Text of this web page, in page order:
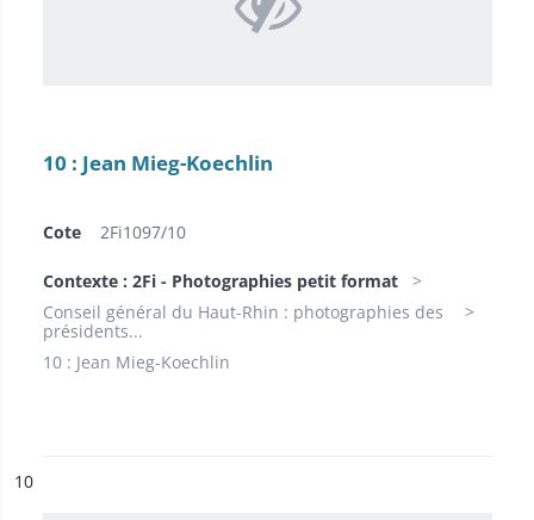
10 : Jean Mieg-Koechlin
Cote 2Fi1097/10
Contexte : 2Fi - Photographies petit format
Conseil général du Haut-Rhin : photographies des
présidents...
10 : Jean Mieg-Koechlin
n°
10